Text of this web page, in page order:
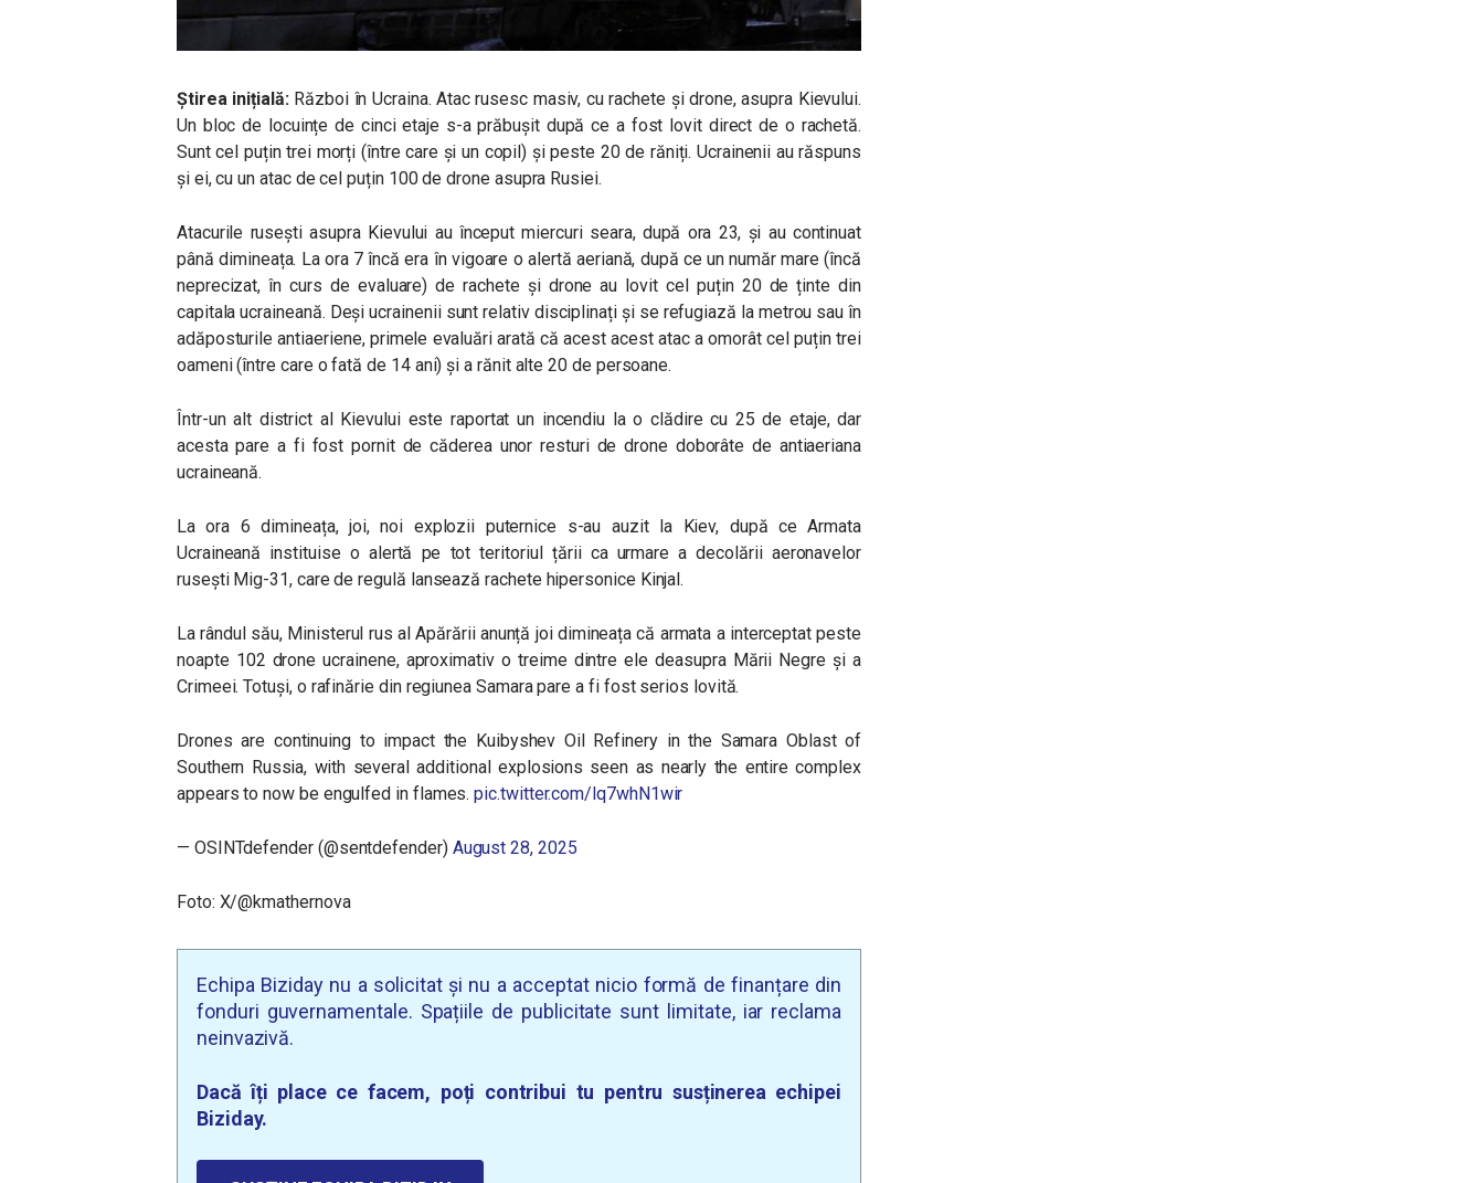
Știrea inițială: Război în Ucraina. Atac rusesc masiv, cu rachete și drone, asupra Kievului.
Un bloc de locuințe de cinci etaje s-a prăbușit după ce a fost lovit direct de o rachetă.
Sunt cel puțin trei morți (între care și un copil) și peste 20 de răniți. Ucrainenii au răspuns
și ei, cu un atac de cel puțin 100 de drone asupra Rusiei.
Atacurile rusești asupra Kievului au început miercuri seara, după ora 23, și au continuat
până dimineața. La ora 7 încă era în vigoare o alertă aeriană, după ce un număr mare (încă
neprecizat, în curs de evaluare) de rachete și drone au lovit cel puțin 20 de ținte din
capitala ucraineană. Deși ucrainenii sunt relativ disciplinați și se refugiază la metrou sau în
adăposturile antiaeriene, primele evaluări arată că acest acest atac a omorât cel puțin trei
oameni (între care o fată de 14 ani) și a rănit alte 20 de persoane.
Într-un alt district al Kievului este raportat un incendiu la o clădire cu 25 de etaje, dar
acesta pare a fi fost pornit de căderea unor resturi de drone doborâte de antiaeriana
ucraineană.
La ora 6 dimineața, joi, noi explozii puternice s-au auzit la Kiev, după ce Armata
Ucraineană instituise o alertă pe tot teritoriul țării ca urmare a decolării aeronavelor
rusești Mig-31, care de regulă lansează rachete hipersonice Kinjal.
La rândul său, Ministerul rus al Apărării anunță joi dimineața că armata a interceptat peste
noapte 102 drone ucrainene, aproximativ o treime dintre ele deasupra Mării Negre și a
Crimeei. Totuși, o rafinărie din regiunea Samara pare a fi fost serios lovită.
Drones are continuing to impact the Kuibyshev Oil Refinery in the Samara Oblast of
Southern Russia, with several additional explosions seen as nearly the entire complex
appears to now be engulfed in flames.pic.twitter.com/lq7whN1wir
— OSINTdefender (@sentdefender) August 28, 2025
Foto: X/@kmathernova
Echipa Biziday nu a solicitat și nu a acceptat nicio formă de finanțare din
fonduri guvernamentale. Spațiile de publicitate sunt limitate, iar reclama
neinvazivă.
Dacă îți place ce facem, poți contribui tu pentru susținerea echipei
Biziday.